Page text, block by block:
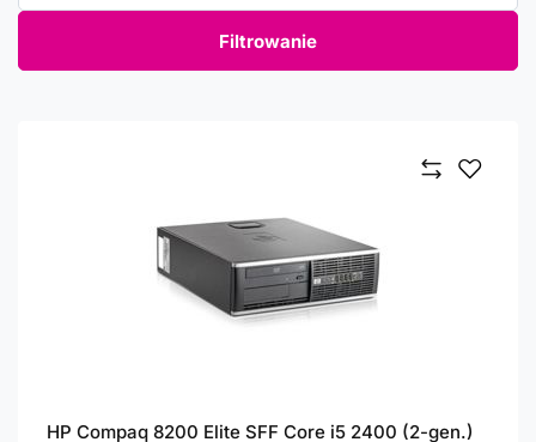
Filtrowanie
HP Compaq 8200 Elite SFF Core i5 2400 (2-gen.)